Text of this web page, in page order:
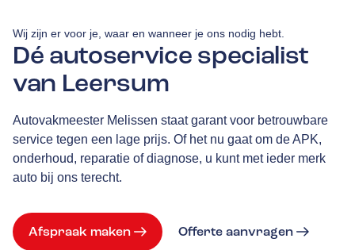
Dé autoservice specialist
van Leersum
Wij zijn er voor je, waar en wanneer je ons nodig hebt.
Autovakmeester Melissen staat garant voor betrouwbare
service tegen een lage prijs. Of het nu gaat om de APK,
onderhoud, reparatie of diagnose, u kunt met ieder merk
auto bij ons terecht.
Afspraak maken Offerte aanvragen